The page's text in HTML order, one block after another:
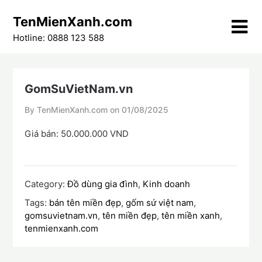
content
TenMienXanh.com
Hotline: 0888 123 588
GomSuVietNam.vn
By TenMienXanh.com on 01/08/2025
Giá bán: 50.000.000 VND
Category:Đồ dùng gia đình, Kinh doanh
Tags: bán tên miền đẹp,gốm sứ việt nam,
gomsuvietnam.vn,tên miền đẹp,tên miền xanh,
tenmienxanh.com